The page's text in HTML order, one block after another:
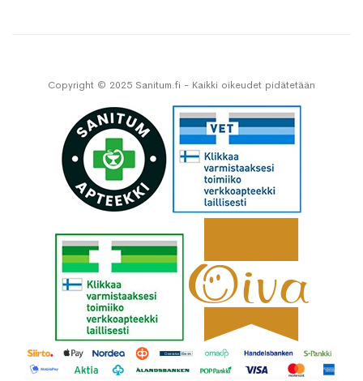
Copyright © 2025 Sanitum.fi - Kaikki oikeudet pidätetään